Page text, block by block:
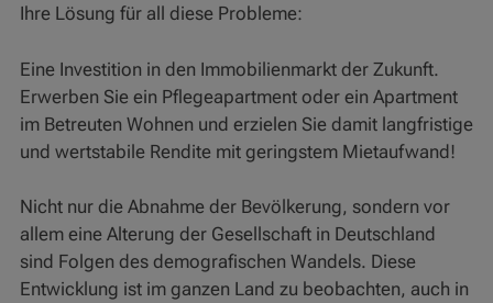
Ihre Lösung für all diese Probleme:
Eine Investition in den Immobilienmarkt der Zukunft.
Erwerben Sie ein Pflegeapartment oder ein Apartment
im Betreuten Wohnen und erzielen Sie damit langfristige
und wertstabile Rendite mit geringstem Mietaufwand!
Nicht nur die Abnahme der Bevölkerung, sondern vor
allem eine Alterung der Gesellschaft in Deutschland
sind Folgen des demografischen Wandels. Diese
Entwicklung ist im ganzen Land zu beobachten, auch in